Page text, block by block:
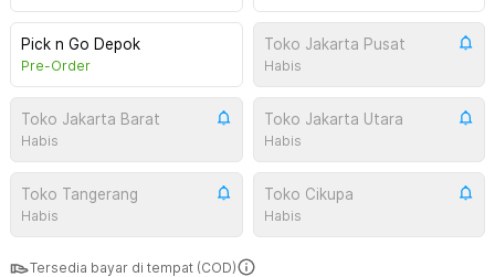
Pick n Go Depok
Pre-Order
Toko Jakarta Pusat
Habis
Toko Jakarta Barat
Habis
Toko Jakarta Utara
Habis
Toko Tangerang
Habis
Toko Cikupa
Habis
Tersedia bayar di tempat (COD)